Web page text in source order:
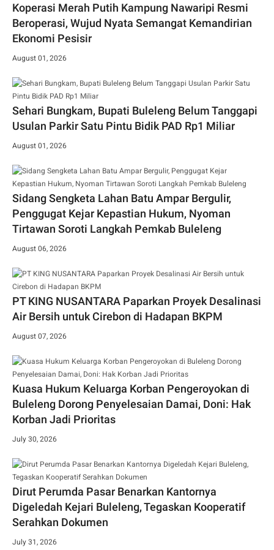
Koperasi Merah Putih Kampung Nawaripi Resmi
Beroperasi, Wujud Nyata Semangat Kemandirian
Ekonomi Pesisir
August 01, 2026
Sehari Bungkam, Bupati Buleleng Belum Tanggapi
Usulan Parkir Satu Pintu Bidik PAD Rp1 Miliar
August 01, 2026
Sidang Sengketa Lahan Batu Ampar Bergulir,
Penggugat Kejar Kepastian Hukum, Nyoman
Tirtawan Soroti Langkah Pemkab Buleleng
August 06, 2026
PT KING NUSANTARA Paparkan Proyek Desalinasi
Air Bersih untuk Cirebon di Hadapan BKPM
August 07, 2026
Kuasa Hukum Keluarga Korban Pengeroyokan di
Buleleng Dorong Penyelesaian Damai, Doni: Hak
Korban Jadi Prioritas
July 30, 2026
Dirut Perumda Pasar Benarkan Kantornya
Digeledah Kejari Buleleng, Tegaskan Kooperatif
Serahkan Dokumen
July 31, 2026